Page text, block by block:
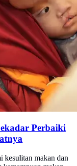
Perbaiki
kesulitan makan dan